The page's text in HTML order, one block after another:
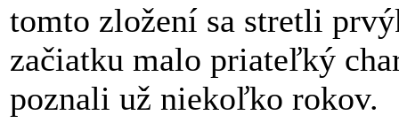
tomto zložení sa stretli
začiatku malo priateľký
poznali už niekoľko rokov.